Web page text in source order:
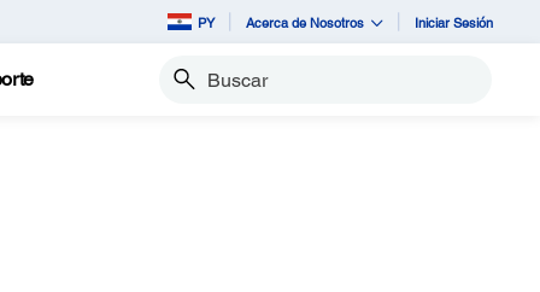
PY Acerca de Nosotros Iniciar Sesión
Buscar